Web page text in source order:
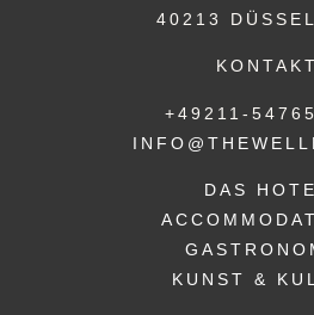
40213
KONTAKT
+49211-
DAS
KUNST &